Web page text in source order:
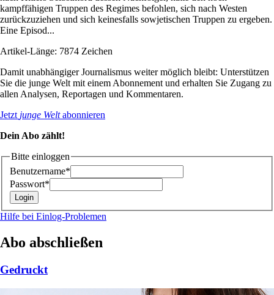
kampffähigen Truppen des Regimes befohlen, sich nach Westen
zurückzuziehen und sich keinesfalls sowjetischen Truppen zu ergeben.
Eine Episod...
Artikel-Länge: 7874 Zeichen
Damit unabhängiger Journalismus weiter möglich bleibt: Unterstützen
Sie die junge Welt mit einem Abonnement und erhalten Sie Zugang zu
allen Analysen, Reportagen und Kommentaren.
Jetzt junge Weltabonnieren
Dein Abo zählt!
Bitte einloggen
Benutzername*
Passwort*
Hilfe bei Einlog-Problemen
Abo abschließen
Gedruckt